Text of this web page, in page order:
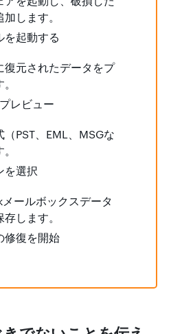
します。
復元されたデータをプ
PST、EML、MSGな
ールボックスデータ
します。